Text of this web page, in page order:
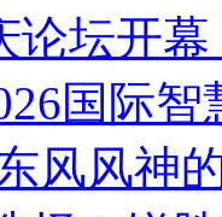
论坛开
国际
风风神